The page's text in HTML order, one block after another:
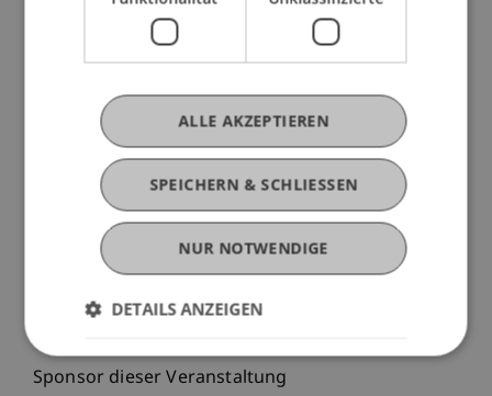
Die Veranstaltung wird hybrid stattfinden, wir
Veranstaltung und auf den Input der
Teilnehmenden für zukünftige Seminarthemen &
Workshops. Weiterhin möchten wir gerne beim
anschliessenden Aperó die Möglichkeit zum
Networking geben.
Wir freuen uns auf Ihre Teilnahme sowie ihr
Feedback in Bezug auf weitere Veranstaltungen
zum Thema KI!
Sponsor dieser Veranstaltung
SPEICHERN & SCHLIESSEN
ALLE AKZEPTIEREN
NUR NOTWENDIGE
DETAILS ANZEIGEN